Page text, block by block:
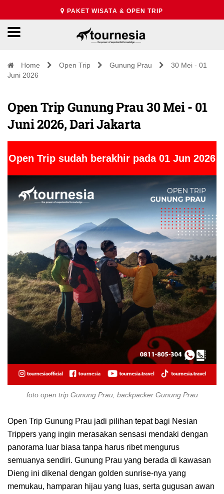
PAKET WISATA & OPEN TRIP
Home Open Trip Gunung Prau
30 Mei - 01
Juni 2026
Open Trip Gunung Prau 30 Mei - 01
Juni 2026, Dari Jakarta
Open Trip sudah berakhir pada 01 Jun 2026
foto open trip Gunung Prau, backpacker Gunung Prau
Open Trip Gunung Prau jadi pilihan tepat bagi Nesian
Trippers yang ingin merasakan sensasi mendaki dengan
panorama luar biasa tanpa harus ribet mengurus
semuanya sendiri. Gunung Prau yang berada di kawasan
Dieng ini dikenal dengan golden sunrise-nya yang
memukau, hamparan hijau yang luas, serta gugusan awan